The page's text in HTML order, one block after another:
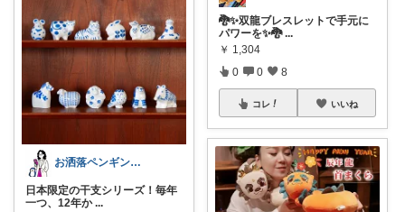
お洒落ペンギン🐧暮らし×ときめき
日本限定の干支シリーズ！毎年
一つ、12年か ...
🐉✨双龍ブレスレットで手元に
パワーを✨🐉...
￥ 1,304
0 0 8
コレ いいね